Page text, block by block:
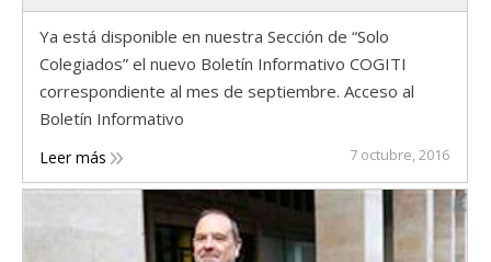
Ya está disponible en nuestra Sección de “Solo
Colegiados” el nuevo Boletín Informativo COGITI
correspondiente al mes de septiembre. Acceso al
Boletín Informativo
Leer más 7 octubre, 2016